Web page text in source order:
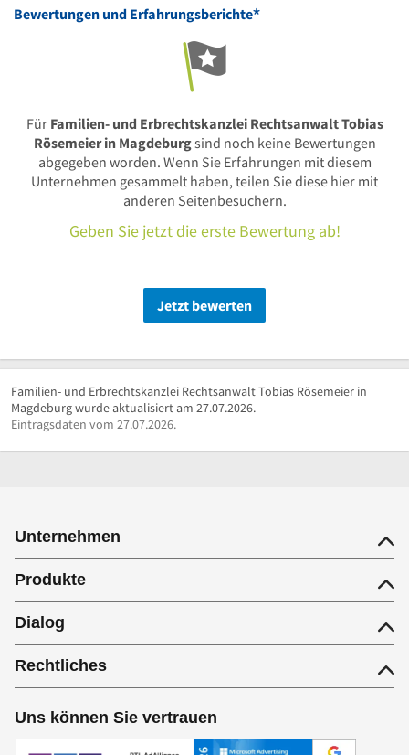
Bewertungen und Erfahrungsberichte*
Für Familien- und Erbrechtskanzlei Rechtsanwalt Tobias
Rösemeier in Magdeburgsind noch keine Bewertungen
abgegeben worden. Wenn Sie Erfahrungen mit diesem
Unternehmen gesammelt haben, teilen Sie diese hier mit
anderen Seitenbesuchern.
Geben Sie jetzt die erste Bewertung ab!
Jetzt bewerten
Familien- und Erbrechtskanzlei Rechtsanwalt Tobias Rösemeier in
Magdeburg wurde aktualisiert am 27.07.2026.
Eintragsdaten vom 27.07.2026.
Unternehmen
Produkte
Dialog
Rechtliches
Uns können Sie vertrauen